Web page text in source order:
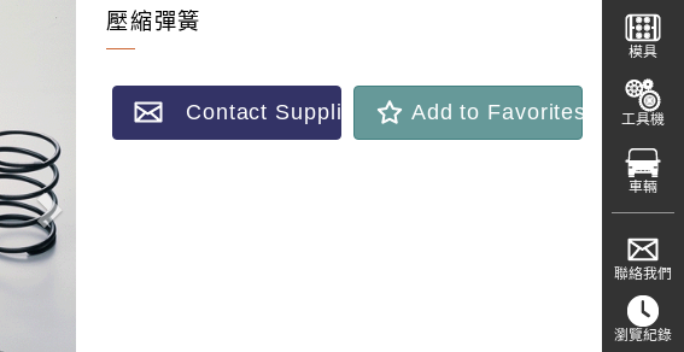
壓縮彈簧
Contact Supplier Add to Favorites
模具
工具機
車輛
聯絡我們
瀏覽紀錄